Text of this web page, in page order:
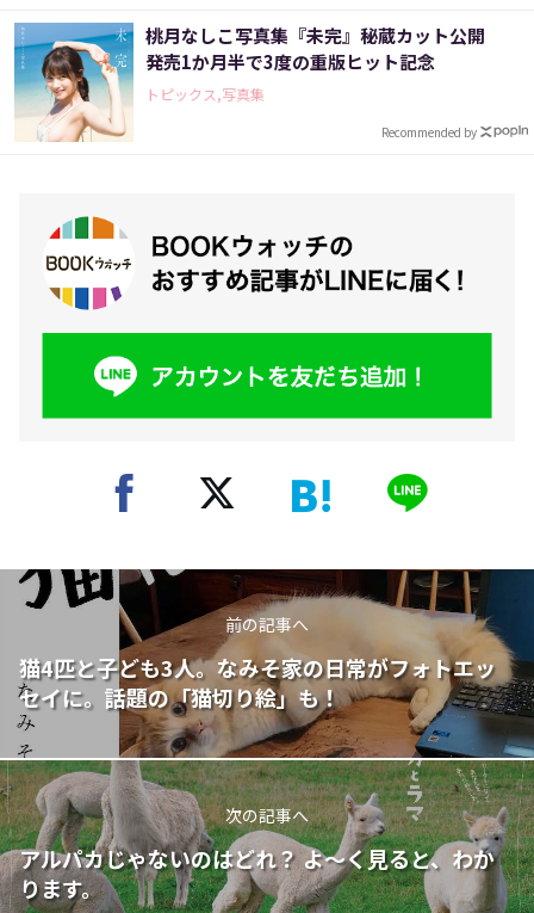
桃月なしこ写真集『未完』秘蔵カット公開
発売1か月半で3度の重版ヒット記念
トピックス,写真集
Recommended by
前の記事へ
猫4匹と子ども3人。なみそ家の日常がフォトエッ
セイに。話題の「猫切り絵」も！
次の記事へ
アルパカじゃないのはどれ？ よ～く見ると、わか
ります。